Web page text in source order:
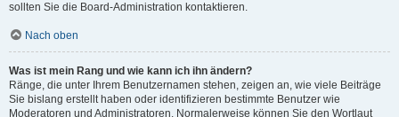
sollten Sie die Board-Administration kontaktieren.
Nach oben
Was ist mein Rang und wie kann ich ihn ändern?
Ränge, die unter Ihrem Benutzernamen stehen, zeigen an, wie viele Beiträge
Sie bislang erstellt haben oder identifizieren bestimmte Benutzer wie
Moderatoren und Administratoren. Normalerweise können Sie den Wortlaut